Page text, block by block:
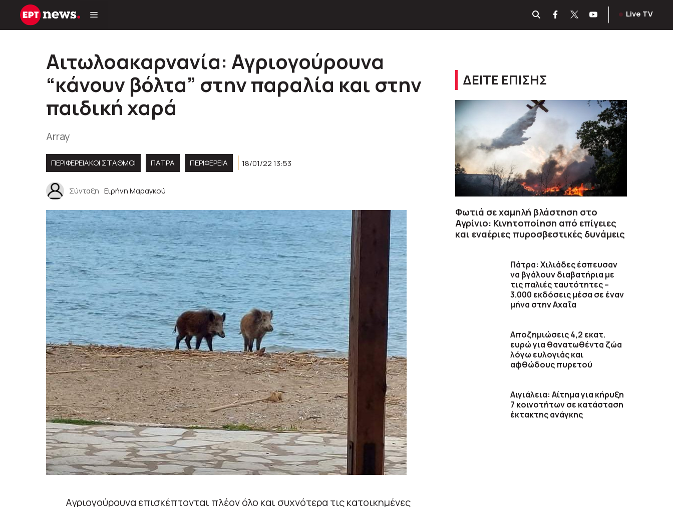
Μετάβαση
Live TV
Αιτωλοακαρνανία: Αγριογούρουνα
“κάνουν βόλτα” στην παραλία και στην
παιδική χαρά
Array
ΠΕΡΙΦΕΡΕΙΑΚΟΊ ΣΤΑΘΜΟΊ ΠΑΤΡΑ ΠΕΡΙΦΈΡΕΙΑ 18/01/22 13:53
Σύνταξη Ειρήνη Μαραγκού
Aγριογούρουνα επισκέπτονται πλέον όλο και συχνότερα τις κατοικημένες
ΔΕΙΤΕ ΕΠΙΣΗΣ
Φωτιά σε χαμηλή βλάστηση στο
Αγρίνιο: Κινητοποίηση από επίγειες
και εναέριες πυροσβεστικές δυνάμεις
Πάτρα: Χιλιάδες έσπευσαν
να βγάλουν διαβατήρια με
τις παλιές ταυτότητες –
3.000 εκδόσεις μέσα σε έναν
μήνα στην Αχαΐα
Αποζημιώσεις 4,2 εκατ.
ευρώ για θανατωθέντα ζώα
λόγω ευλογιάς και
αφθώδους πυρετού
Αιγιάλεια: Αίτημα για κήρυξη
7 κοινοτήτων σε κατάσταση
έκτακτης ανάγκης